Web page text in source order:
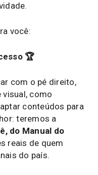
você:
🏆
com o pé direito,
como
conteúdos para
teremos a
do Manual do
reais de quem
do país.